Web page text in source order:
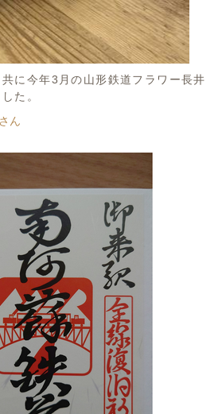
に今年3月の山形鉄道フラワー長井
た。
ん